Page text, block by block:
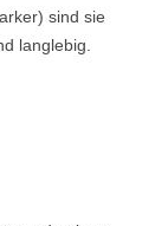
sind sie
langlebig.